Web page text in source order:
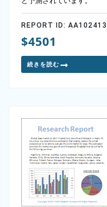
REPORT ID:
$4501
続きを読む